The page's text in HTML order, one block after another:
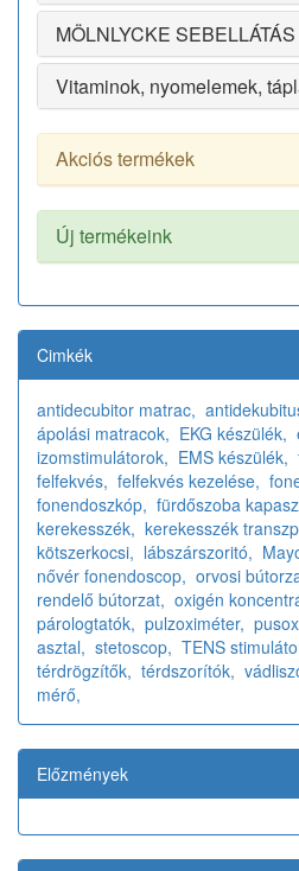
MÖLNLYCKE SEBELLÁTÁS
Vitaminok, nyomelemek,
Akciós termékek
Új termékeink
Cimkék
antidecubitor matrac,
ápolási matracok, EKG készülék,
izomstimulátorok, EMS készülék,
felfekvés, felfekvés kezelése,
fonendoszkóp, fürdőszoba
kerekesszék, kerekesszék
kötszerkocsi, lábszárszoritó,
nővér fonendoscop, orvosi
rendelő bútorzat, oxigén
párologtatók, pulzoximéter,
asztal, stetoscop, TENS
térdrögzítők, térdszorítók,
mérő,
Előzmények